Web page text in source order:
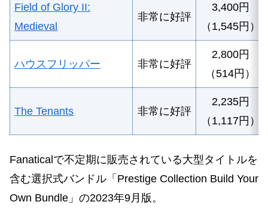
Field of Glory II:
Medieval
非常に好評
3,400円
（1,545円）
ハウスフリッパー 非常に好評
2,800円
（514円）
The Tenants 非常に好評
2,235円
（1,117円）
Fanaticalで不定期に販売されている大型タイトルを
含む選択式バンドル「Prestige Collection Build Your
Own Bundle」の2023年9月版。